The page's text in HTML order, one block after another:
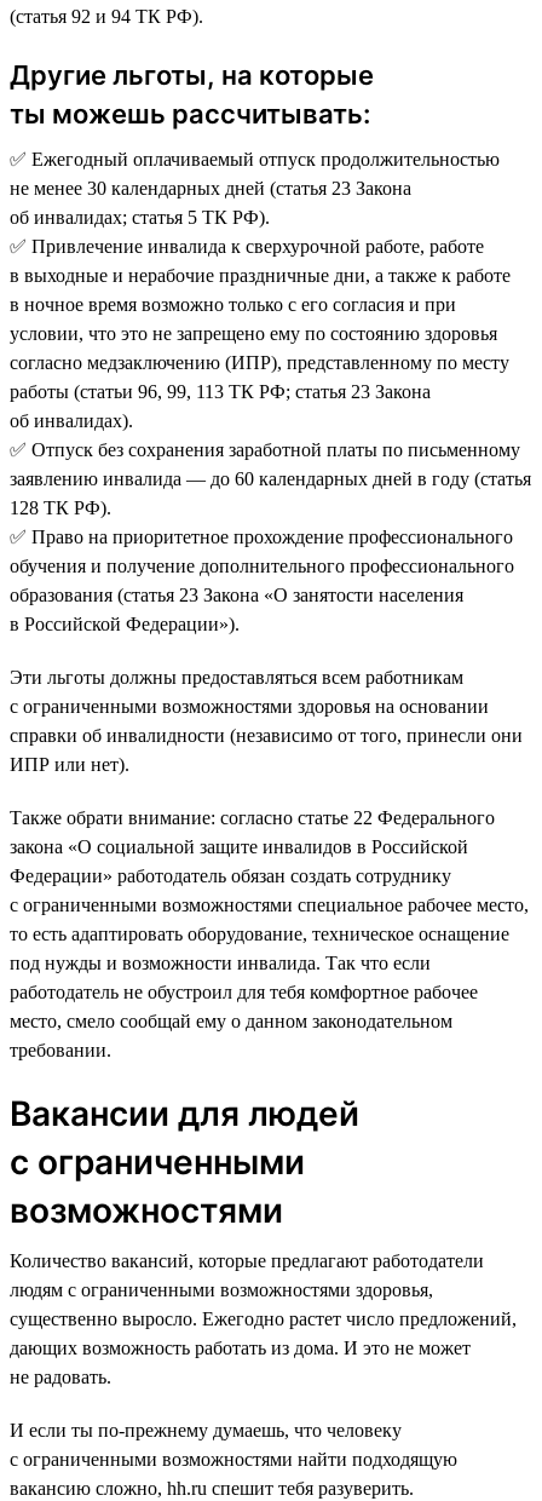
(статья 92 и 94 ТК РФ).
Другие льготы, на которые
ты можешь рассчитывать:
✅ Ежегодный оплачиваемый отпуск продолжительностью
не менее 30 календарных дней (статья 23 Закона
об инвалидах; статья 5 ТК РФ).
✅ Привлечение инвалида к сверхурочной работе, работе
в выходные и нерабочие праздничные дни, а также к работе
в ночное время возможно только с его согласия и при
условии, что это не запрещено ему по состоянию здоровья
согласно медзаключению (ИПР), представленному по месту
работы (статьи 96, 99, 113 ТК РФ; статья 23 Закона
об инвалидах).
✅ Отпуск без сохранения заработной платы по письменному
заявлению инвалида — до 60 календарных дней в году (статья
128 ТК РФ).
✅ Право на приоритетное прохождение профессионального
обучения и получение дополнительного профессионального
образования (статья 23 Закона «О занятости населения
в Российской Федерации»).
Эти льготы должны предоставляться всем работникам
с ограниченными возможностями здоровья на основании
справки об инвалидности (независимо от того, принесли они
ИПР или нет).
Также обрати внимание: согласно статье 22 Федерального
закона «О социальной защите инвалидов в Российской
Федерации» работодатель обязан создать сотруднику
с ограниченными возможностями специальное рабочее место,
то есть адаптировать оборудование, техническое оснащение
под нужды и возможности инвалида. Так что если
работодатель не обустроил для тебя комфортное рабочее
место, смело сообщай ему о данном законодательном
требовании.
Вакансии для людей
с ограниченными
возможностями
Количество вакансий, которые предлагают работодатели
людям с ограниченными возможностями здоровья,
существенно выросло. Ежегодно растет число предложений,
дающих возможность работать из дома. И это не может
не радовать.
И если ты по-прежнему думаешь, что человеку
с ограниченными возможностями найти подходящую
вакансию сложно, hh.ru спешит тебя разуверить.